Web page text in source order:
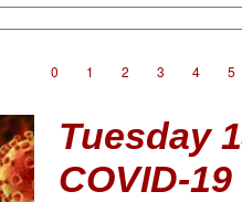
0 1 2 3 4 5
Tuesday
COVID-19